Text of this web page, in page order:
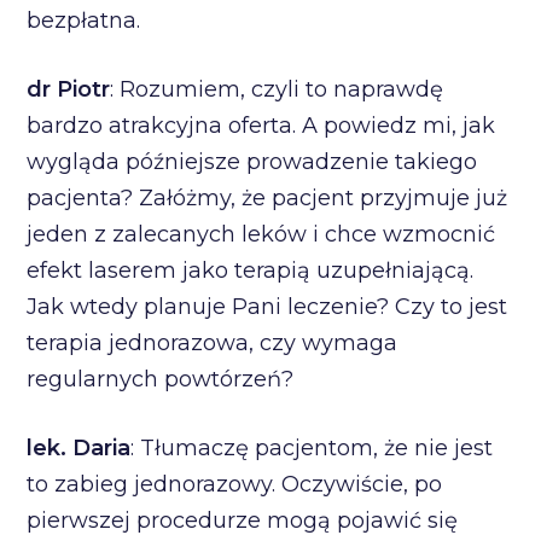
bezpłatna.
dr Piotr: Rozumiem, czyli to naprawdę
bardzo atrakcyjna oferta. A powiedz mi, jak
wygląda późniejsze prowadzenie takiego
pacjenta? Załóżmy, że pacjent przyjmuje już
jeden z zalecanych leków i chce wzmocnić
efekt laserem jako terapią uzupełniającą.
Jak wtedy planuje Pani leczenie? Czy to jest
terapia jednorazowa, czy wymaga
regularnych powtórzeń?
lek. Daria: Tłumaczę pacjentom, że nie jest
to zabieg jednorazowy. Oczywiście, po
pierwszej procedurze mogą pojawić się